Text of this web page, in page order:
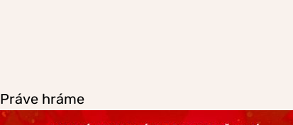
Práve hráme